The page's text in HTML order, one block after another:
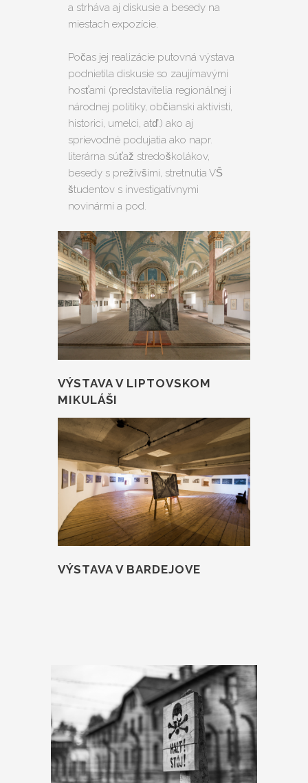
a strháva aj diskusie a besedy na
miestach expozície.
Počas jej realizácie putovná výstava
podnietila diskusie so zaujímavými
hosťami (predstavitelia regionálnej i
národnej politiky, občianski aktivisti,
historici, umelci, atď.) ako aj
sprievodné podujatia ako napr.
literárna súťaž stredoškolákov,
besedy s preživšími, stretnutia VŠ
študentov s investigatívnymi
novinármi a pod.
VÝSTAVA V LIPTOVSKOM
MIKULÁŠI
VÝSTAVA V BARDEJOVE